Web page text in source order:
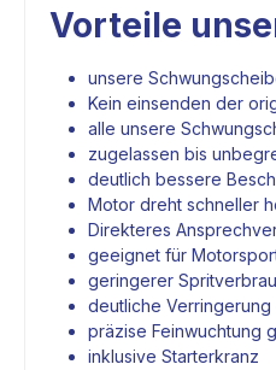
Vorteile
unsere
Kein einsenden der
alle unsere
zugelassen bis
deutlich bessere
Motor dreht schneller
Direkteres
geeignet für
geringerer
deutliche
präzise Feinwuchtung
inklusive Starterkranz